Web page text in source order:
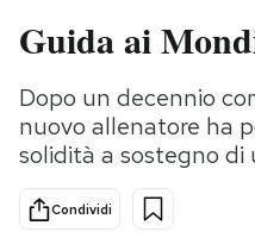
Italia
Politica
Tecnologia
Scienza
Guida ai
Dopo un decennio
nuovo allenatore ha
solidità a sostegno
Condividi